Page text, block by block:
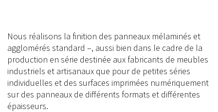
Nous réalisons la finition des panneaux mélaminés et
agglomérés standard –, aussi bien dans le cadre de la
production en série destinée aux fabricants de meubles
industriels et artisanaux que pour de petites séries
individuelles et des surfaces imprimées numériquement
sur des panneaux de différents formats et différentes
épaisseurs.